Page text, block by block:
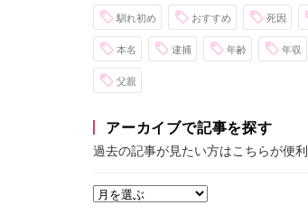
馴れ初め おすすめ 死因
本名 逮捕 年齢 年収
父親
アーカイブで記事を探す
過去の記事が見たい方はこちらが便利